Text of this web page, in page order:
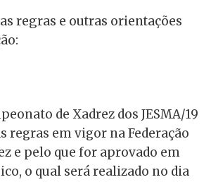
regras e outras orientações
de Xadrez dos JESMA/19
regras em vigor na Federação
e pelo que for aprovado em
o qual será realizado no dia